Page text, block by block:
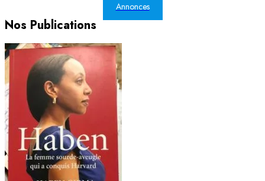
Annonces
Nos Publications